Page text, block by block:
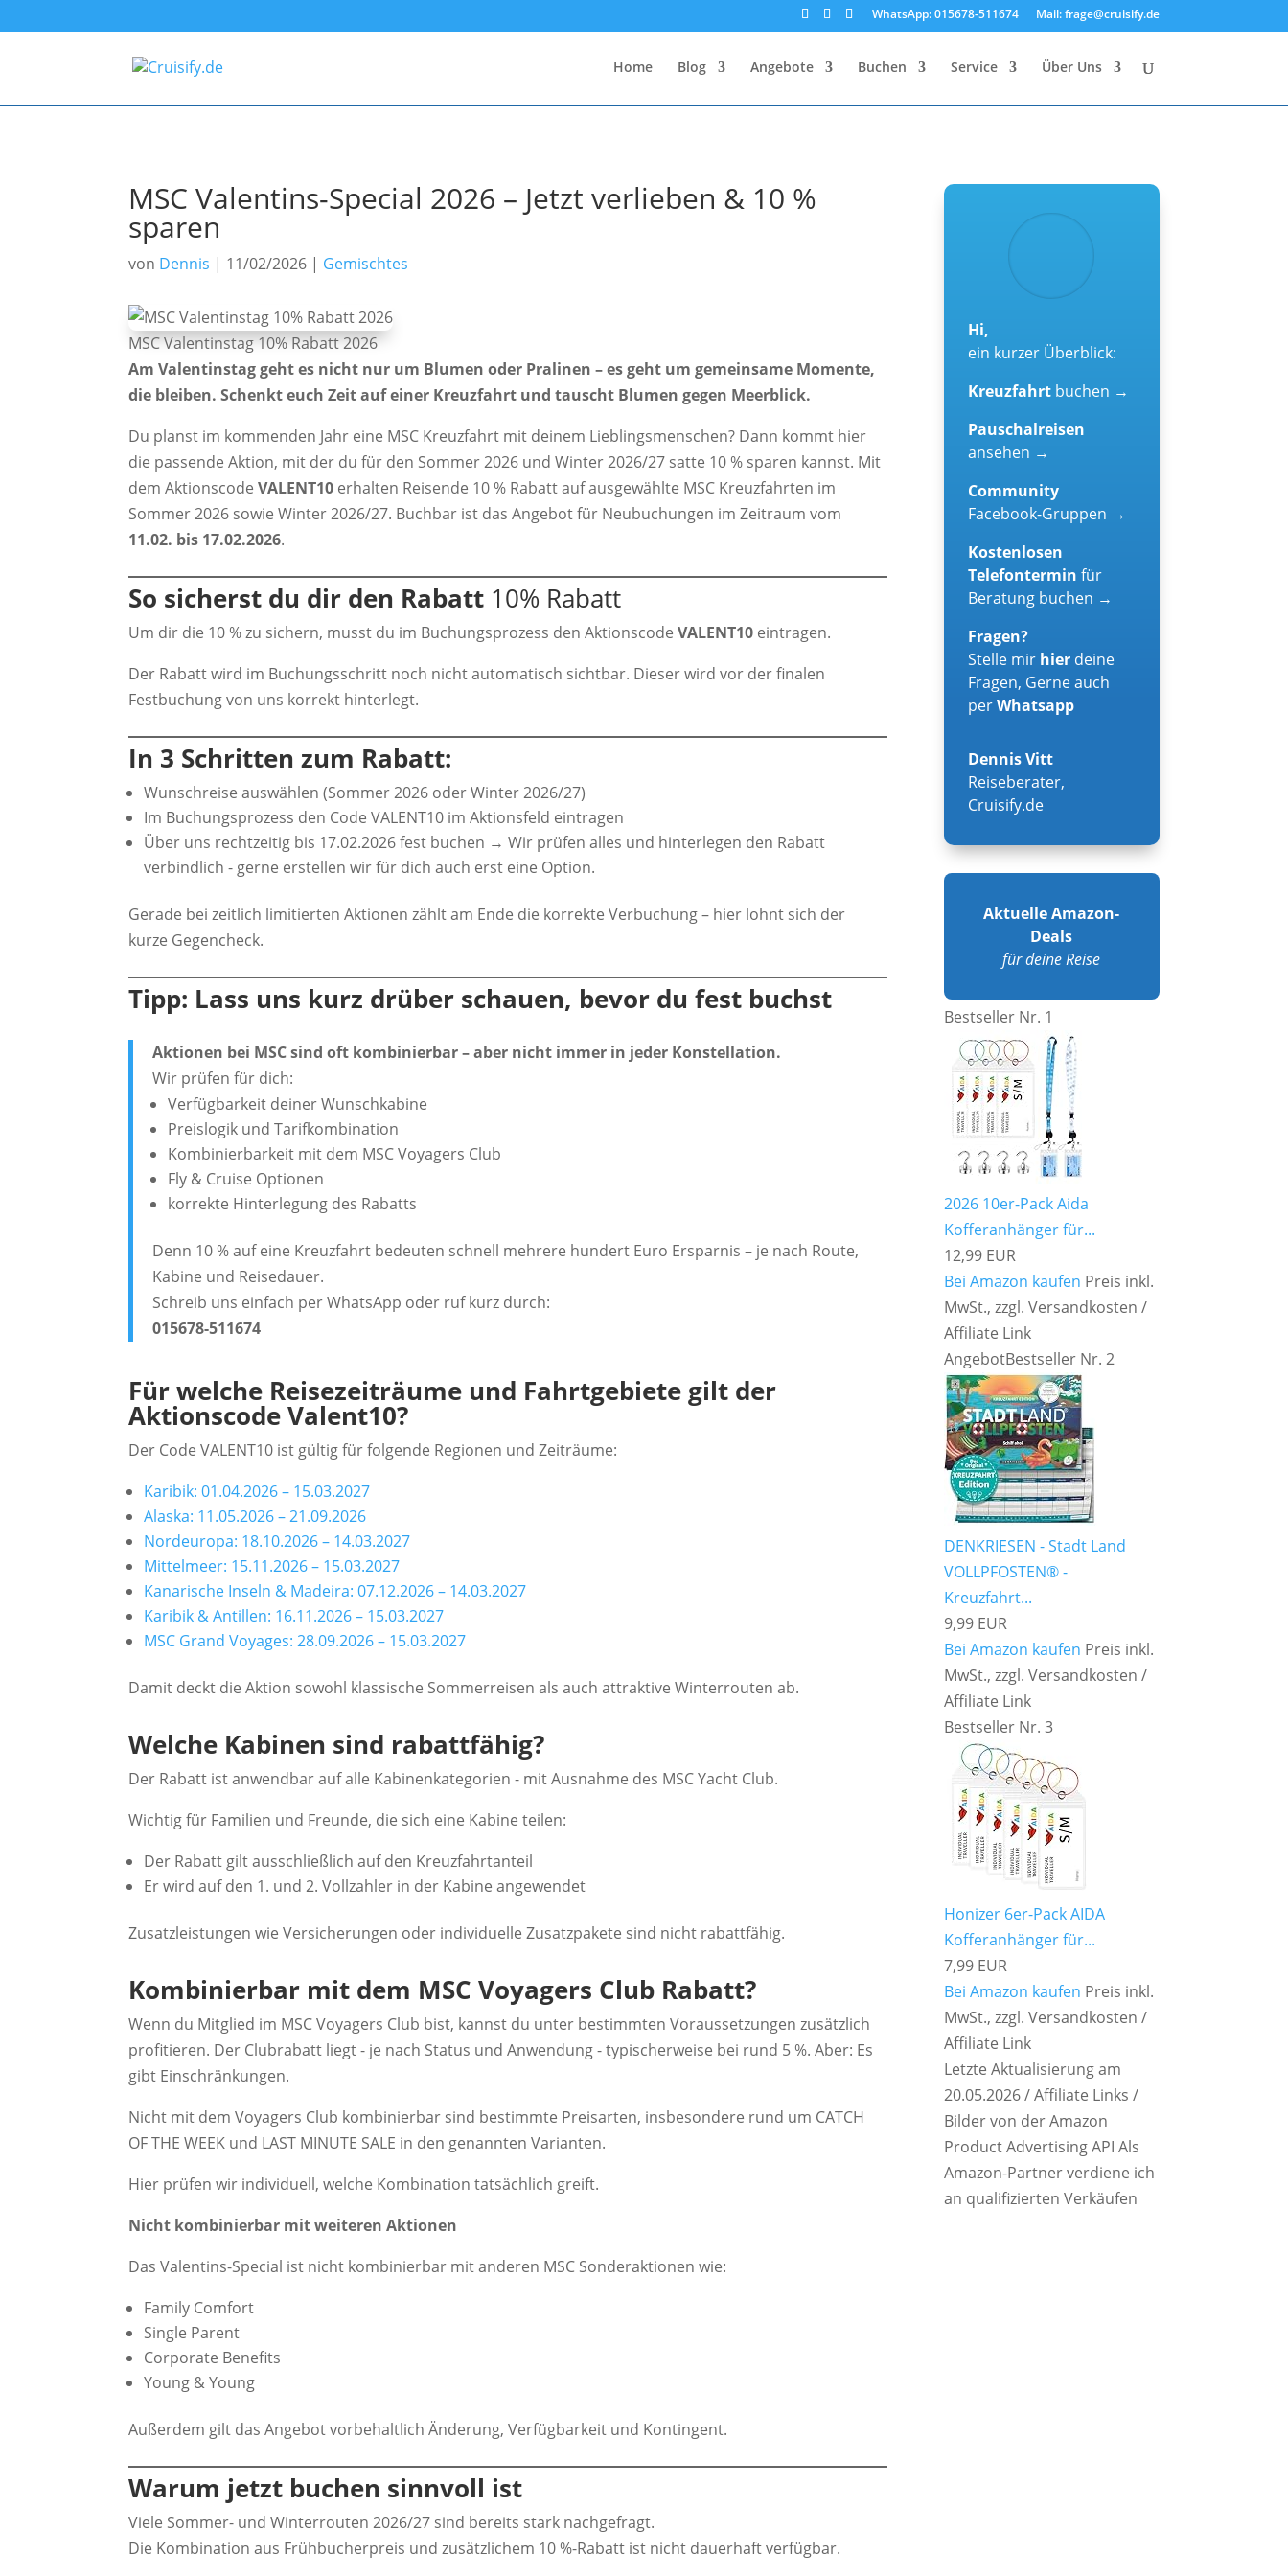
WhatsApp: 015678-511674 Mail: frage@cruisify.de
Home Blog Angebote Buchen Service Über Uns
MSC Valentins-Special 2026 – Jetzt verlieben & 10 %
sparen
von Dennis | 11/02/2026 | Gemischtes
MSC Valentinstag 10% Rabatt 2026
Am Valentinstag geht es nicht nur um Blumen oder Pralinen – es geht um gemeinsame Momente,
die bleiben. Schenkt euch Zeit auf einer Kreuzfahrt und tauscht Blumen gegen Meerblick.
Du planst im kommenden Jahr eine MSC Kreuzfahrt mit deinem Lieblingsmenschen? Dann kommt hier
die passende Aktion, mit der du für den Sommer 2026 und Winter 2026/27 satte 10 % sparen kannst. Mit
dem AktionscodeVALENT10 erhalten Reisende 10 % Rabatt auf ausgewählte MSC Kreuzfahrten im
Sommer 2026 sowie Winter 2026/27. Buchbar ist das Angebot für Neubuchungen im Zeitraum vom
11.02. bis 17.02.2026.
So sicherst du dir den Rabatt 10% Rabatt
Um dir die 10 % zu sichern, musst du im Buchungsprozess den AktionscodeVALENT10 eintragen.
Der Rabatt wird im Buchungsschritt noch nicht automatisch sichtbar. Dieser wird vor der finalen
Festbuchung von uns korrekt hinterlegt.
In 3 Schritten zum Rabatt:
Wunschreise auswählen (Sommer 2026 oder Winter 2026/27)
Im Buchungsprozess den Code VALENT10 im Aktionsfeld eintragen
Über uns rechtzeitig bis 17.02.2026 fest buchen → Wir prüfen alles und hinterlegen den Rabatt
verbindlich - gerne erstellen wir für dich auch erst eine Option.
Gerade bei zeitlich limitierten Aktionen zählt am Ende die korrekte Verbuchung – hier lohnt sich der
kurze Gegencheck.
Tipp: Lass uns kurz drüber schauen, bevor du fest buchst
Aktionen bei MSC sind oft kombinierbar – aber nicht immer in jeder Konstellation.
Wir prüfen für dich:
Verfügbarkeit deiner Wunschkabine
Preislogik und Tarifkombination
Kombinierbarkeit mit dem MSC Voyagers Club
Fly & Cruise Optionen
korrekte Hinterlegung des Rabatts
Denn 10 % auf eine Kreuzfahrt bedeuten schnell mehrere hundert Euro Ersparnis – je nach Route,
Kabine und Reisedauer.
Schreib uns einfach per WhatsApp oder ruf kurz durch:
015678-511674
Für welche Reisezeiträume und Fahrtgebiete gilt der
Aktionscode Valent10?
Der Code VALENT10 ist gültig für folgende Regionen und Zeiträume:
Karibik: 01.04.2026 – 15.03.2027
Alaska: 11.05.2026 – 21.09.2026
Nordeuropa: 18.10.2026 – 14.03.2027
Mittelmeer: 15.11.2026 – 15.03.2027
Kanarische Inseln & Madeira: 07.12.2026 – 14.03.2027
Karibik & Antillen: 16.11.2026 – 15.03.2027
MSC Grand Voyages: 28.09.2026 – 15.03.2027
Damit deckt die Aktion sowohl klassische Sommerreisen als auch attraktive Winterrouten ab.
Welche Kabinen sind rabattfähig?
Der Rabatt ist anwendbar auf alle Kabinenkategorien - mit Ausnahme des MSC Yacht Club.
Wichtig für Familien und Freunde, die sich eine Kabine teilen:
Der Rabatt gilt ausschließlich auf den Kreuzfahrtanteil
Er wird auf den 1. und 2. Vollzahler in der Kabine angewendet
Zusatzleistungen wie Versicherungen oder individuelle Zusatzpakete sind nicht rabattfähig.
Kombinierbar mit dem MSC Voyagers Club Rabatt?
Wenn du Mitglied im MSC Voyagers Club bist, kannst du unter bestimmten Voraussetzungen zusätzlich
profitieren. Der Clubrabatt liegt - je nach Status und Anwendung - typischerweise bei rund 5 %. Aber: Es
gibt Einschränkungen.
Nicht mit dem Voyagers Club kombinierbar sind bestimmte Preisarten, insbesondere rund um CATCH
OF THE WEEK und LAST MINUTE SALE in den genannten Varianten.
Hier prüfen wir individuell, welche Kombination tatsächlich greift.
Nicht kombinierbar mit weiteren Aktionen
Das Valentins-Special ist nicht kombinierbar mit anderen MSC Sonderaktionen wie:
Family Comfort
Single Parent
Corporate Benefits
Young & Young
Außerdem gilt das Angebot vorbehaltlich Änderung, Verfügbarkeit und Kontingent.
Warum jetzt buchen sinnvoll ist
Viele Sommer- und Winterrouten 2026/27 sind bereits stark nachgefragt.
Die Kombination aus Frühbucherpreis und zusätzlichem 10 %-Rabatt ist nicht dauerhaft verfügbar.
Hi,
ein kurzer Überblick:
Kreuzfahrt buchen →
Pauschalreisen
ansehen →
Community
Facebook-Gruppen →
Kostenlosen
Telefonterminfür
Beratung buchen →
Fragen?
Stelle mir hier deine
Fragen, Gerne auch
perWhatsapp
Dennis Vitt
Reiseberater,
Cruisify.de
Aktuelle Amazon-
Deals
für deine Reise
Bestseller Nr. 1
2026 10er-Pack Aida
Kofferanhänger für...
12,99 EUR
Bei Amazon kaufen Preis inkl.
MwSt., zzgl. Versandkosten /
Affiliate Link
AngebotBestseller Nr. 2
DENKRIESEN - Stadt Land
VOLLPFOSTEN® -
Kreuzfahrt...
9,99 EUR
Bei Amazon kaufen Preis inkl.
MwSt., zzgl. Versandkosten /
Affiliate Link
Bestseller Nr. 3
Honizer 6er-Pack AIDA
Kofferanhänger für...
7,99 EUR
Bei Amazon kaufen Preis inkl.
MwSt., zzgl. Versandkosten /
Affiliate Link
Letzte Aktualisierung am
20.05.2026 / Affiliate Links /
Bilder von der Amazon
Product Advertising API Als
Amazon-Partner verdiene ich
an qualifizierten Verkäufen